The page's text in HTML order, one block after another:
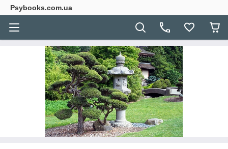
Psybooks.com.ua